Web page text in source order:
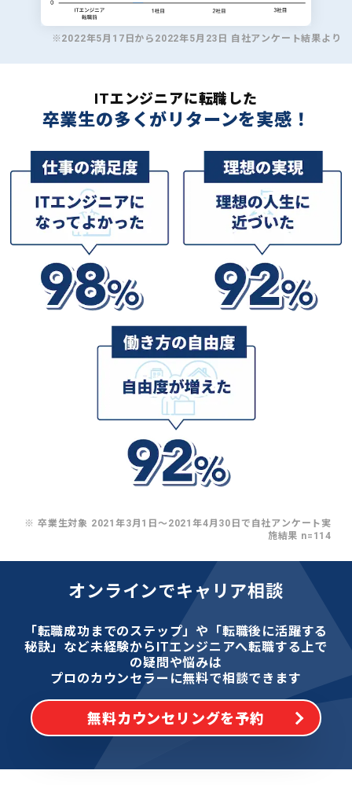
※2022年5月17日から2022年5月23日 自社アンケート結果より
ITエンジニアに転職した
卒業生の多くがリターンを実感！
※ 卒業生対象 2021年3月1日〜2021年4月30日で自社アンケート実
施結果 n=114
オンラインでキャリア相談
「転職成功までのステップ」や「転職後に活躍する
秘訣」など未経験からITエンジニアへ転職する上で
の疑問や悩みは
プロのカウンセラーに無料で相談できます
無料カウンセリングを予約